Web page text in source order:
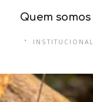
Quem somos
INSTITUCIONAL